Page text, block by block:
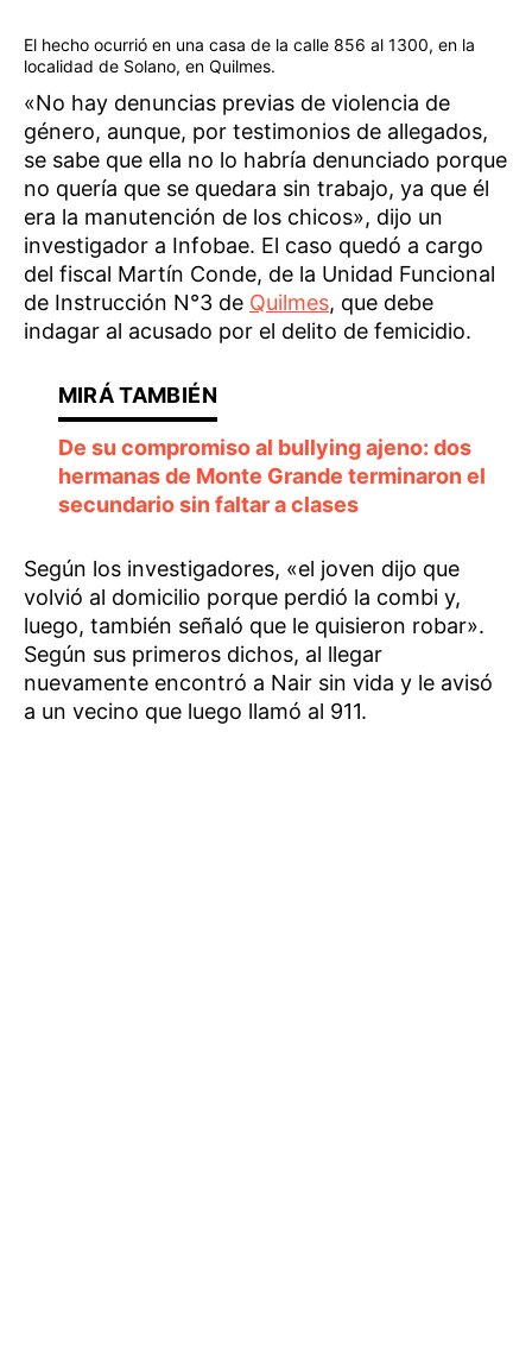
El hecho ocurrió en una casa de la calle 856 al 1300, en la
localidad de Solano, en Quilmes.
«No hay denuncias previas de violencia de
género, aunque, por testimonios de allegados,
se sabe que ella no lo habría denunciado porque
no quería que se quedara sin trabajo, ya que él
era la manutención de los chicos», dijo un
investigador a Infobae. El caso quedó a cargo
del fiscal Martín Conde, de la Unidad Funcional
de Instrucción N°3 de Quilmes, que debe
indagar al acusado por el delito de femicidio.
De su compromiso al bullying ajeno: dos
hermanas de Monte Grande terminaron el
secundario sin faltar a clases
Según los investigadores, «el joven dijo que
volvió al domicilio porque perdió la combi y,
luego, también señaló que le quisieron robar».
Según sus primeros dichos, al llegar
nuevamente encontró a Nair sin vida y le avisó
a un vecino que luego llamó al 911.